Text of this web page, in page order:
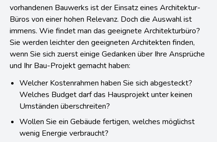
In Kombination mit dem Hausbau oder Umbau eines
vorhandenen Bauwerks ist der Einsatz eines Architektur-
Büros von einer hohen Relevanz. Doch die Auswahl ist
immens. Wie findet man das geeignete Architekturbüro?
Sie werden leichter den geeigneten Architekten finden,
wenn Sie sich zuerst einige Gedanken über Ihre Ansprüche
Welcher Kostenrahmen haben Sie sich abgesteckt?
Welches Budget darf das Hausprojekt unter keinen
Umständen überschreiten?
Wollen Sie ein Gebäude fertigen, welches möglichst